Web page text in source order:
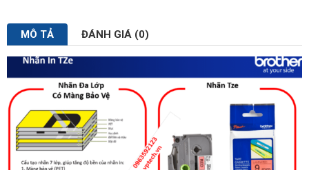
MÔ TẢ ĐÁNH GIÁ (0)